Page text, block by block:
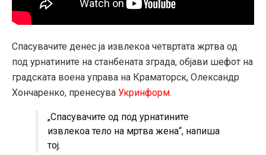
Спасувачите денес ја извлекоа четвртата жртва од
под урнатините на станбената зграда, објави шефот на
градската воена управа на Краматорск, Олександр
Хончаренко, пренесува Укринформ.
„Спасувачите од под урнатините
извлекоа тело на мртва жена“, напиша
тој.